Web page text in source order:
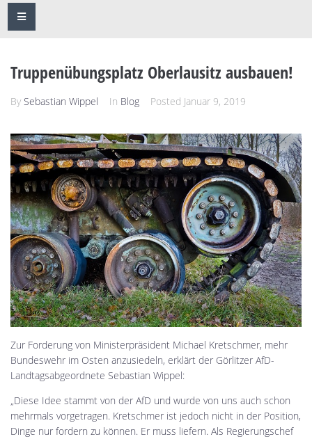
Truppenübungsplatz Oberlausitz ausbauen!
By Sebastian Wippel In Blog Posted Januar 9, 2019
Zur Forderung von Ministerpräsident Michael Kretschmer, mehr
Bundeswehr im Osten anzusiedeln, erklärt der Görlitzer AfD-
Landtagsabgeordnete Sebastian Wippel:
„Diese Idee stammt von der AfD und wurde von uns auch schon
mehrmals vorgetragen. Kretschmer ist jedoch nicht in der Position,
Dinge nur fordern zu können. Er muss liefern. Als Regierungschef